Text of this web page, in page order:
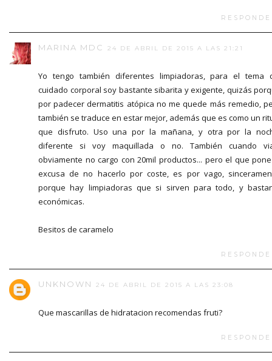
MARINA MDC 24 DE ABRIL DE 2015 A LAS 21:21
Yo tengo también diferentes limpiadoras, para el tema
cuidado corporal soy bastante sibarita y exigente, quizás
por padecer dermatitis atópica no me quede más remedio,
también se traduce en estar mejor, además que es como un
que disfruto. Uso una por la mañana, y otra por la
diferente si voy maquillada o no. También cuando
obviamente no cargo con 20mil productos... pero el que
excusa de no hacerlo por coste, es por vago,
porque hay limpiadoras que si sirven para todo, y
económicas.
Besitos de caramelo
UNKNOWN 24 DE ABRIL DE 2015 A LAS 23:08
Que mascarillas de hidratacion recomendas fruti?